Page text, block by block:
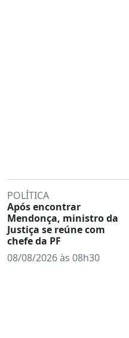
POLÍTICA
Após encontrar
Mendonça, ministro da
Justiça se reúne com
chefe da PF
08/08/2026 às 08h30